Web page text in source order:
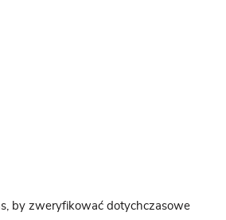
by zweryfikować dotychczasowe